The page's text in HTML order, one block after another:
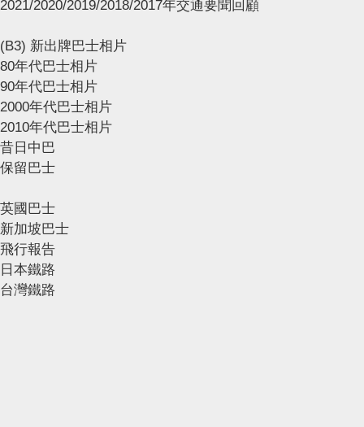
2021/2020/2019/2018/2017年交通要聞回顧
(B3) 新出牌巴士相片
80年代巴士相片
90年代巴士相片
2000年代巴士相片
2010年代巴士相片
昔日中巴
保留巴士
英國巴士
新加坡巴士
飛行報告
日本鐵路
台灣鐵路